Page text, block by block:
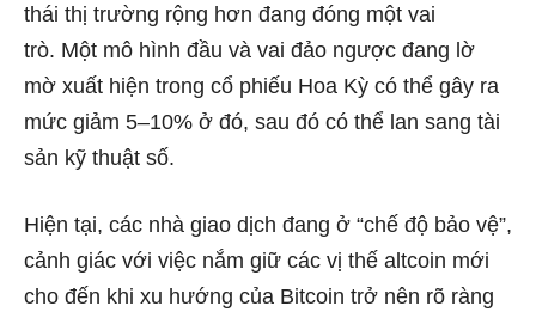
thái thị trường rộng hơn đang đóng một vai
trò. Một mô hình đầu và vai đảo ngược đang lờ
mờ xuất hiện trong cổ phiếu Hoa Kỳ có thể gây ra
mức giảm 5–10% ở đó, sau đó có thể lan sang tài
sản kỹ thuật số.
Hiện tại, các nhà giao dịch đang ở “chế độ bảo vệ”,
cảnh giác với việc nắm giữ các vị thế altcoin mới
cho đến khi xu hướng của Bitcoin trở nên rõ ràng